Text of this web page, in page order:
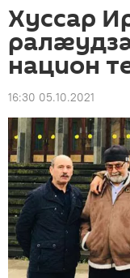
Хуссар
национ
16:30 05.10.2021